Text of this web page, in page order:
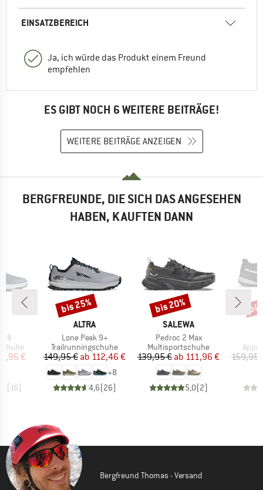
EINSATZBEREICH
Ja, ich würde das Produkt einem Freund
empfehlen
ES GIBT NOCH 6 WEITERE BEITRÄGE!
WEITERE BEITRÄGE ANZEIGEN
BERGFREUNDE, DIE SICH DAS ANGESEHEN
HABEN, KAUFTEN DANN
8
Preis
€
(16)
MARKE
ALTRA
Artikel
Lone Peak 9+
Produktgruppe
Trailrunningschuhe
Preis
149,95 € reduzierter Preis
ab 112,46 €
+8
4,6(26)
Rabatt
bis 25%
MARKE
SALEWA
Artikel
Pedroc 2 Max
Produktgruppe
Multisportschuhe
Preis
139,95 € reduzierter Preis
ab 111,96 €
5,0(2)
Rabatt
bis 20%
159,95
Bergfreund Thomas - Versand